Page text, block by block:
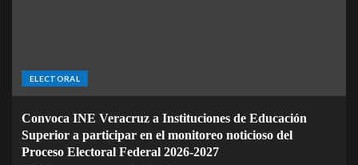
ELECTORAL
Convoca INE Veracruz a Instituciones de Educación
Superior a participar en el monitoreo noticioso del
Proceso Electoral Federal 2026-2027